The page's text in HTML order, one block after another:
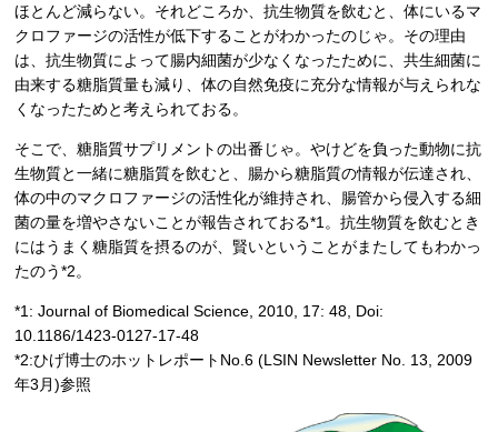
ほとんど減らない。それどころか、抗生物質を飲むと、体にいるマ
クロファージの活性が低下することがわかったのじゃ。その理由
は、抗生物質によって腸内細菌が少なくなったために、共生細菌に
由来する糖脂質量も減り、体の自然免疫に充分な情報が与えられな
くなったためと考えられておる。
そこで、糖脂質サプリメントの出番じゃ。やけどを負った動物に抗
生物質と一緒に糖脂質を飲むと、腸から糖脂質の情報が伝達され、
体の中のマクロファージの活性化が維持され、腸管から侵入する細
菌の量を増やさないことが報告されておる*1。抗生物質を飲むとき
にはうまく糖脂質を摂るのが、賢いということがまたしてもわかっ
たのう*2。
*1: Journal of Biomedical Science, 2010, 17: 48, Doi:
10.1186/1423-0127-17-48
*2:ひげ博士のホットレポートNo.6 (LSIN Newsletter No. 13, 2009
年3月)参照